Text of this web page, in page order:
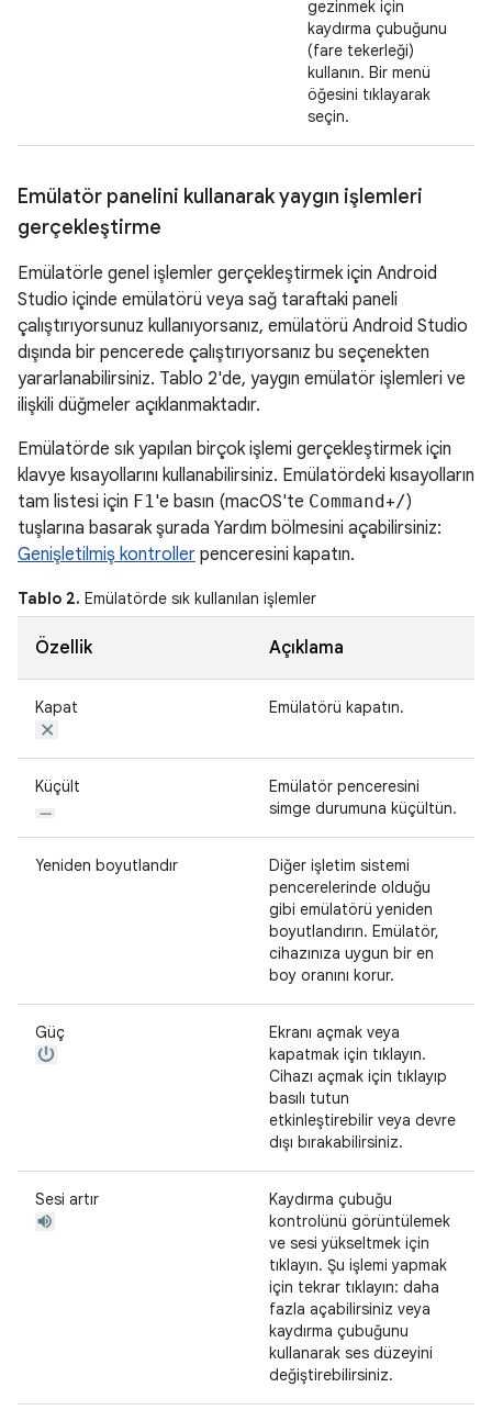
gezinmek için
kaydırma çubuğunu
(fare tekerleği)
kullanın. Bir menü
öğesini tıklayarak
seçin.
Emülatör panelini kullanarak yaygın işlemleri
gerçekleştirme
Emülatörle genel işlemler gerçekleştirmek için Android
Studio içinde emülatörü veya sağ taraftaki paneli
çalıştırıyorsunuz kullanıyorsanız, emülatörü Android Studio
dışında bir pencerede çalıştırıyorsanız bu seçenekten
yararlanabilirsiniz. Tablo 2'de, yaygın emülatör işlemleri ve
ilişkili düğmeler açıklanmaktadır.
Emülatörde sık yapılan birçok işlemi gerçekleştirmek için
klavye kısayollarını kullanabilirsiniz. Emülatördeki kısayolların
tam listesi için F1'e basın (macOS'te Command+/)
tuşlarına basarak şurada Yardım bölmesini açabilirsiniz:
Genişletilmiş kontroller penceresini kapatın.
Tablo 2. Emülatörde sık kullanılan işlemler
Özellik Açıklama
Kapat Emülatörü kapatın.
Küçült
Emülatör penceresini
simge durumuna küçültün.
Yeniden boyutlandır
Diğer işletim sistemi
pencerelerinde olduğu
gibi emülatörü yeniden
boyutlandırın. Emülatör,
cihazınıza uygun bir en
boy oranını korur.
Güç
Ekranı açmak veya
kapatmak için tıklayın.
Cihazı açmak için tıklayıp
basılı tutun
etkinleştirebilir veya devre
dışı bırakabilirsiniz.
Sesi artır
Kaydırma çubuğu
kontrolünü görüntülemek
ve sesi yükseltmek için
tıklayın. Şu işlemi yapmak
için tekrar tıklayın: daha
fazla açabilirsiniz veya
kaydırma çubuğunu
kullanarak ses düzeyini
değiştirebilirsiniz.